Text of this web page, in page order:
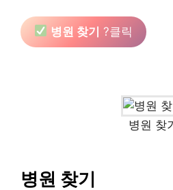
병원 찾기 ?클릭
병원 찾
병원 찾기